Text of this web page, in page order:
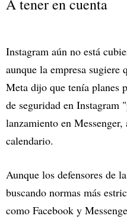
A tener en cuenta
Instagram aún no está
aunque la empresa
Meta dijo que tenía planes
de seguridad en Instagram
lanzamiento en
calendario.
Aunque los defensores de
buscando normas más
como Facebook y